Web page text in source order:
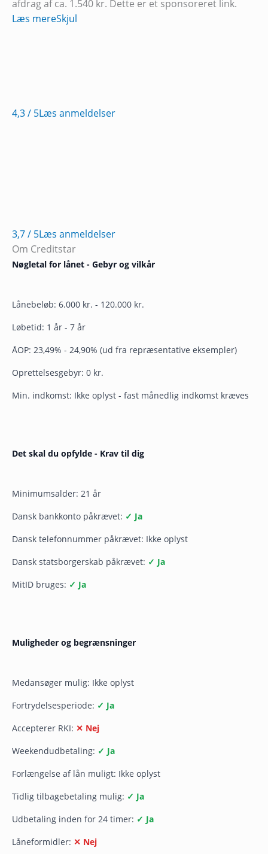
afdrag af ca. 1.540 kr. Dette er et sponsoreret link.
Læs mereSkjul
4,3/ 5Læs anmeldelser
3,7/ 5Læs anmeldelser
Om Creditstar
Nøgletal for lånet - Gebyr og vilkår
Lånebeløb: 6.000 kr. - 120.000 kr.
Løbetid: 1 år - 7 år
ÅOP: 23,49% - 24,90% (ud fra repræsentative eksempler)
Oprettelsesgebyr: 0 kr.
Min. indkomst: Ikke oplyst - fast månedlig indkomst kræves
Det skal du opfylde - Krav til dig
Minimumsalder: 21 år
Dansk bankkonto påkrævet: ✓ Ja
Dansk telefonnummer påkrævet: Ikke oplyst
Dansk statsborgerskab påkrævet: ✓ Ja
MitID bruges: ✓ Ja
Muligheder og begrænsninger
Medansøger mulig: Ikke oplyst
Fortrydelsesperiode: ✓ Ja
Accepterer RKI: ✕ Nej
Weekendudbetaling: ✓ Ja
Forlængelse af lån muligt: Ikke oplyst
Tidlig tilbagebetaling mulig: ✓ Ja
Udbetaling inden for 24 timer: ✓ Ja
Låneformidler: ✕ Nej